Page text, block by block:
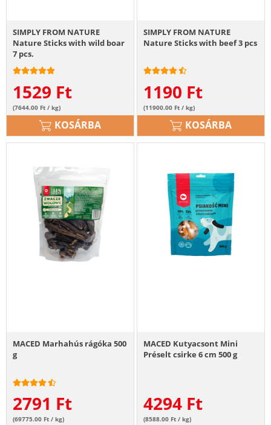
SIMPLY FROM NATURE
Nature Sticks with wild boar
7 pcs.
1529 Ft
(7644.00 Ft / kg)
KOSÁRBA
SIMPLY FROM NATURE
Nature Sticks with beef 3 pcs
1190 Ft
(11900.00 Ft / kg)
KOSÁRBA
MACED Marhahús rágóka 500
g
2791 Ft
(69775.00 Ft / kg)
MACED Kutyacsont Mini
Préselt csirke 6 cm 500 g
4294 Ft
(8588.00 Ft / kg)